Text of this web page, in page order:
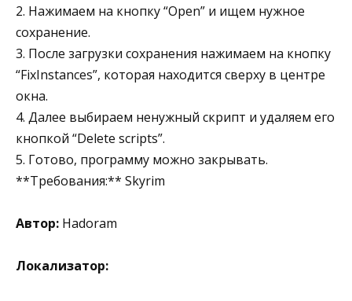
2. Нажимаем на кнопку “Open” и ищем нужное
сохранение.
3. После загрузки сохранения нажимаем на кнопку
“FixInstances”, которая находится сверху в центре
окна.
4. Далее выбираем ненужный скрипт и удаляем его
кнопкой “Delete scripts”.
5. Готово, программу можно закрывать.
**Требования:** Skyrim
Автор: Hadoram
Локализатор: